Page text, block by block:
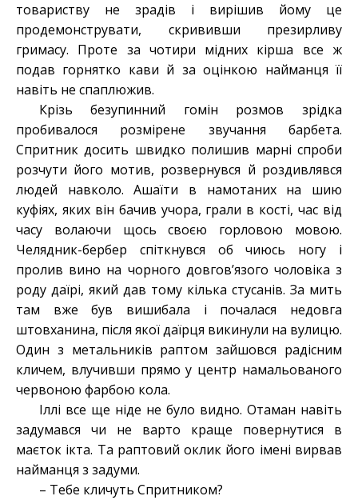
товариству не зрадів і вирішив йому це
продемонструвати, скрививши презирливу
гримасу. Проте за чотири мідних кірша все ж
подав горнятко кави й за оцінкою найманця її
навіть не спаплюжив.
Крізь безупинний гомін розмов зрідка
пробивалося розмірене звучання барбета.
Спритник досить швидко полишив марні спроби
розчути його мотив, розвернувся й роздивлявся
людей навколо. Ашаїти в намотаних на шию
куфіях, яких він бачив учора, грали в кості, час від
часу волаючи щось своєю горловою мовою.
Челядник-бербер спіткнувся об чиюсь ногу і
пролив вино на чорного довгов’язого чоловіка з
роду даїрі, який дав тому кілька стусанів. За мить
там вже був вишибала і почалася недовга
штовханина, після якої даїрця викинули на вулицю.
Один з метальників раптом зайшовся радісним
кличем, влучивши прямо у центр намальованого
червоною фарбою кола.
Іллі все ще ніде не було видно. Отаман навіть
задумався чи не варто краще повернутися в
маєток ікта. Та раптовий оклик його імені вирвав
найманця з задуми.
– Тебе кличуть Спритником?